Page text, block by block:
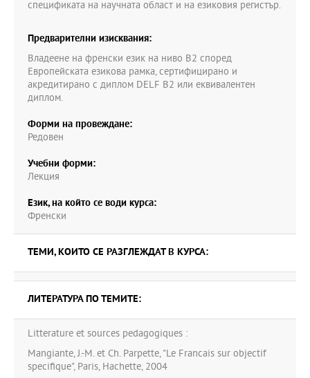
спецификата на научната област и на езиковия регистър.
Предварителни изисквания:
Владеене на френски език на ниво B2 според
Европейската езикова рамка, сертифицирано и
акредитирано с диплом DELF B2 или еквивалентен
диплом.
Форми на провеждане:
Редовен
Учебни форми:
Лекция
Език, на който се води курса:
Френски
ТЕМИ, КОИТО СЕ РАЗГЛЕЖДАТ В КУРСА:
ЛИТЕРАТУРА ПО ТЕМИТЕ:
Litterature et sources pedagogiques :
Mangiante, J.-М. et Ch. Parpette, "Le Francais sur objectif
specifique", Paris, Hachette, 2004